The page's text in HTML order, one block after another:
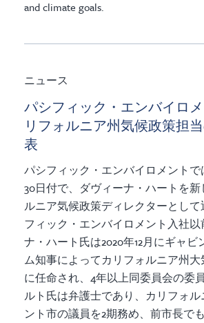
and climate goals.
ニュース
パシフィック・エンバイロ
リフォルニア州気候政策担
表
パシフィック・エンバイロメントで
30日付で、ダヴィーナ・ハートを新
ルニア気候政策ディレクターとし
フィック・エンバイロメント入社
ナ・ハート氏は2020年12月にギャビ
ム知事によってカリフォルニア州
に任命され、4年以上同委員会の委
ルト氏は弁護士であり、カリフォ
ント市の議員を2期務め、前市長で